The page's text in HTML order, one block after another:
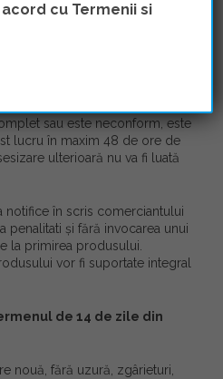
în vreun fel, sau
aveți 14 zile din
sau înlocuirea cu un alt
sau este neconform, este
lucru în maxim 48 de ore de
ulterioară nu va fi luată
notifice în scris comerciantului
penalitati și fără invocarea unui
la primirea produsului.
vor fi suportate integral
de 14 de zile din
nouă, fără uzură, zgârieturi,
cu Termenii si